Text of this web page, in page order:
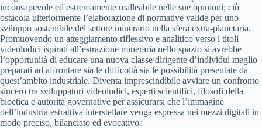
inconsapevole ed estremamente malleabile nelle sue opinioni; ciò
ostacola ulteriormente l’elaborazione di normative valide per uno
sviluppo sostenibile del settore minerario nella sfera extra-planetaria.
Promuovendo un atteggiamento riflessivo e analitico verso i titoli
videoludici ispirati all’estrazione mineraria nello spazio si avrebbe
l’opportunità di educare una nuova classe dirigente d’individui meglio
preparati ad affrontare sia le difficoltà sia le possibilità presentate da
quest’ambito industriale. Diventa imprescindibile avviare un confronto
sincero tra sviluppatori videoludici, esperti scientifici, filosofi della
bioetica e autorità governative per assicurarsi che l’immagine
dell’industria estrattiva interstellare venga espressa nei mezzi digitali in
modo preciso, bilanciato ed evocativo.